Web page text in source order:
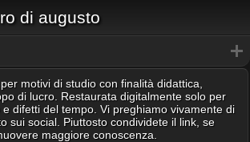
di augusto
motivi di studio con finalità didattica,
di lucro. Restaurata digitalmente solo per
difetti del tempo. Vi preghiamo vivamente di
sui social. Piuttosto condividete il link, se
maggiore conoscenza.